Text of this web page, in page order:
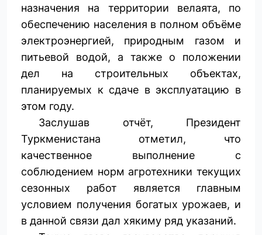
назначения на территории велаята, по
обеспечению населения в полном объёме
электроэнергией, природным газом и
питьевой водой, а также о положении
дел на строительных объектах,
планируемых к сдаче в эксплуатацию в
этом году.
Заслушав отчёт, Президент
Туркменистана отметил, что
качественное выполнение с
соблюдением норм агротехники текущих
сезонных работ является главным
условием получения богатых урожаев, и
в данной связи дал хякиму ряд указаний.